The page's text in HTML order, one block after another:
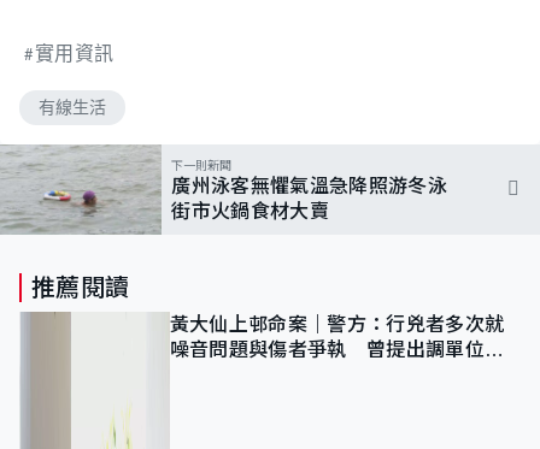
實用資訊
有線生活
下一則新聞
廣州泳客無懼氣溫急降照游冬泳
街市火鍋食材大賣
推薦閱讀
黃大仙上邨命案｜警方：行兇者多次就
噪音問題與傷者爭執 曾提出調單位已